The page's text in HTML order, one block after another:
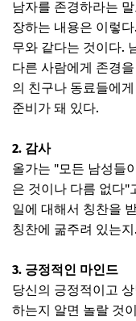
남자를 존경하라는
장하는 내용은 이렇
무와 같다는 것이다.
다른 사람에게 존경
의 친구나 동료들에
준비가 돼 있다.
2. 감사
올가는 "모든 남성들
은 것이나 다름 없다"
일에 대해서 칭찬을
칭찬에 굶주려 있는
3. 긍정적인 마인드
당신의 긍정적이고
하는지 알면 놀랄 것